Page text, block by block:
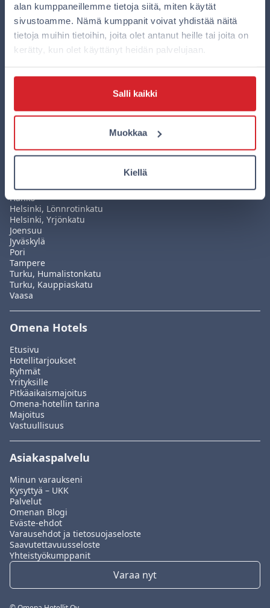
alan kumppaneillemme tietoja siitä, miten käytät
sivustoamme. Nämä kumppanit voivat yhdistää näitä
tietoja muihin tietoihin, joita olet antanut heille tai joita on
kerätty, kun olet käyttänyt heidän palvelujaan.
Salli kaikki
Muokkaa
Kiellä
Lataa Omenan uusi mobiilisovellus
Sovelluksella teet varauksesi edullisemmin kuin
missään muualla ja hallitset kaikkia varauksiasi
Hanko
Helsinki, Lönnrotinkatu
Helsinki, Yrjönkatu
Joensuu
Jyväskylä
Pori
Tampere
Turku, Humalistonkatu
Turku, Kauppiaskatu
Vaasa
Omena Hotels
Etusivu
Hotellitarjoukset
Ryhmät
Yrityksille
Pitkäaikaismajoitus
Omena-hotellin tarina
Majoitus
Vastuullisuus
Asiakaspalvelu
Minun varaukseni
Kysyttyä – UKK
Palvelut
Omenan Blogi
Eväste-ehdot
Varausehdot ja tietosuojaseloste
Saavutettavuusseloste
Yhteistyökumppanit
Varaa nyt